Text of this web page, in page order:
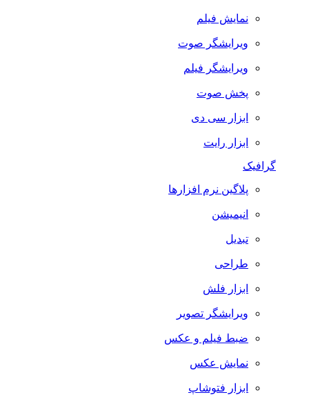
نمایش فیلم
ویرایشگر صوت
ویرایشگر فیلم
پخش صوت
ابزار سی دی
ابزار رایت
گرافیک
پلاگین نرم افزارها
انیمیشن
تبدیل
طراحی
ابزار فلش
ویرایشگر تصویر
ضبط فيلم و عكس
نمایش عکس
ابزار فتوشاپ